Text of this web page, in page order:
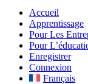
Accueil
Apprentissage
Pour Les
Pour
Enregistrer
Connexion
Français